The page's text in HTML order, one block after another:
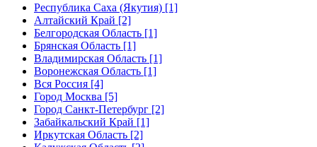
Республика Саха (Якутия) [1]
Алтайский Край [2]
Белгородская Область [1]
Брянская Область [1]
Владимирская Область [1]
Воронежская Область [1]
Вся Россия [4]
Город Москва [5]
Город Санкт-Петербург [2]
Забайкальский Край [1]
Иркутская Область [2]